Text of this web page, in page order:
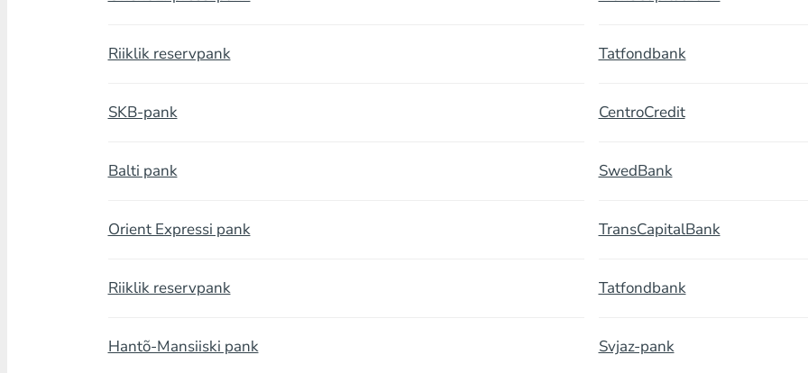
Riiklik reservpank Tatfondbank
SKB-pank CentroCredit
Balti pank SwedBank
Orient Expressi pank TransCapitalBank
Riiklik reservpank Tatfondbank
Hantõ-Mansiiski pank Svjaz-pank